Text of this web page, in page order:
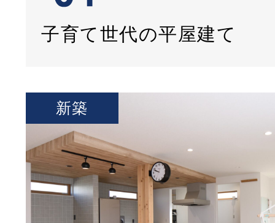
子育て世代の平屋建て
新築